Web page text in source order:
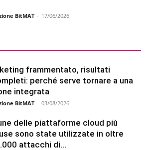
BitMAT - 17/06/2026
frammentato, risultati
perché serve tornare a una
integrata
BitMAT - 03/08/2026
delle piattaforme cloud più
sono state utilizzate in oltre
attacchi di...